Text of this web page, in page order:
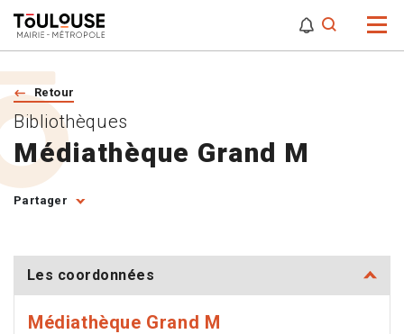
Retour
Médiathèque Grand M
Bibliothèques
Partager
Les coordonnées
Médiathèque Grand M